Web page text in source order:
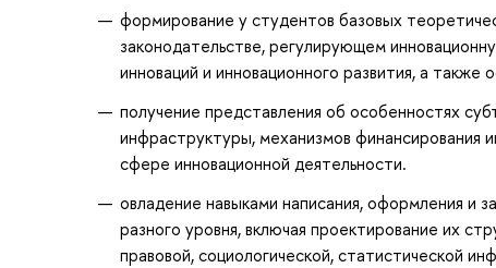
формирование у студентов базовых
законодательстве, регулирующем
инноваций и инновационного развития, а
получение представления об особенностях
инфраструктуры, механизмов финансирования
сфере инновационной деятельности.
овладение навыками написания, оформления и
разного уровня, включая проектирование их
правовой, социологической, статистической